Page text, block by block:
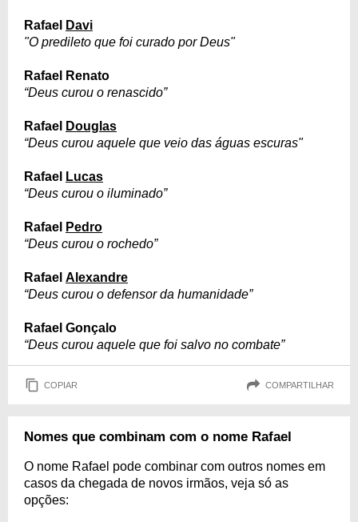
Rafael
Davi
"O predileto que foi curado por Deus"
Rafael Renato
“Deus curou o renascido”
Rafael
Douglas
“Deus curou aquele que veio das águas escuras"
Rafael
Lucas
“Deus curou o iluminado”
Rafael
Pedro
“Deus curou o rochedo”
Rafael Alexandre
“Deus curou o defensor da humanidade”
Rafael Gonçalo
“Deus curou aquele que foi salvo no combate”
COPIAR COMPARTILHAR
Nomes que combinam com o nome Rafael
O nome Rafael pode combinar com outros nomes em
casos da chegada de novos irmãos, veja só as
opções: